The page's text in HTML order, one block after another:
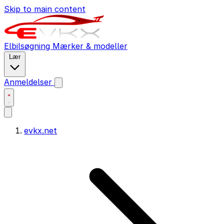
Skip to main content
Elbilsøgning Mærker & modeller
Lær
Anmeldelser
evkx.net